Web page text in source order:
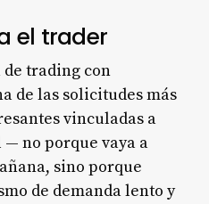
el trader
de trading con
de las solicitudes más
vinculadas a
no porque vaya a
sino porque
de demanda lento y